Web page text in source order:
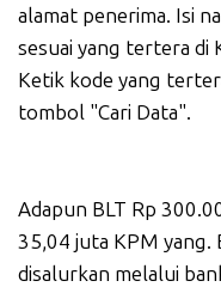
alamat penerima. Isi
sesuai yang tertera di
Ketik kode yang
tombol "Cari Data".
Adapun BLT Rp
35,04 juta KPM yang.
disalurkan melalui